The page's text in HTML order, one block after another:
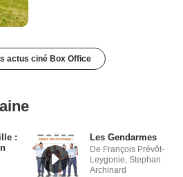
actus ciné Box Office
:
Les Gendarmes
De François Prévôt-
Leygonie, Stephan
Archinard